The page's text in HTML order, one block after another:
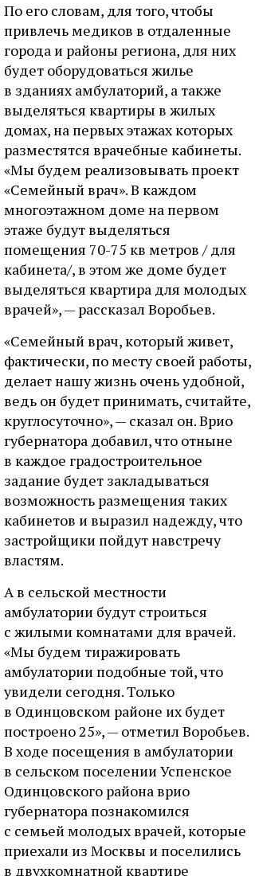
По его словам, для того, чтобы
привлечь медиков в отдаленные
города и районы региона, для них
будет оборудоваться жилье
в зданиях амбулаторий, а также
выделяться квартиры в жилых
домах, на первых этажах которых
разместятся врачебные кабинеты.
«Мы будем реализовывать проект
«Семейный врач». В каждом
многоэтажном доме на первом
этаже будут выделяться
помещения 70-75 кв метров / для
кабинета/, в этом же доме будет
выделяться квартира для молодых
врачей», — рассказал Воробьев.
«Семейный врач, который живет,
фактически, по месту своей работы,
делает нашу жизнь очень удобной,
ведь он будет принимать, считайте,
круглосуточно», — сказал он. Врио
губернатора добавил, что отныне
в каждое градостроительное
задание будет закладываться
возможность размещения таких
кабинетов и выразил надежду, что
застройщики пойдут навстречу
властям.
А в сельской местности
амбулатории будут строиться
с жилыми комнатами для врачей.
«Мы будем тиражировать
амбулатории подобные той, что
увидели сегодня. Только
в Одинцовском районе их будет
построено 25», — отметил Воробьев.
В ходе посещения в амбулатории
в сельском поселении Успенское
Одинцовского района врио
губернатора познакомился
с семьей молодых врачей, которые
приехали из Москвы и поселились
в двухкомнатной квартире